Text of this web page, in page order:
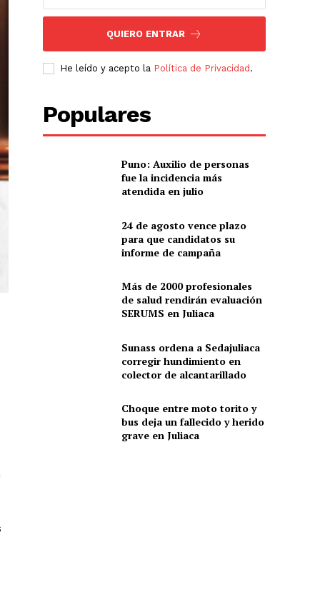
QUIERO ENTRAR
He leído y acepto la Política de Privacidad .
Populares
Puno: Auxilio de personas
fue la incidencia más
atendida en julio
24 de agosto vence plazo
para que candidatos su
informe de campaña
Más de 2000 profesionales
de salud rendirán evaluación
SERUMS en Juliaca
Sunass ordena a Sedajuliaca
corregir hundimiento en
colector de alcantarillado
Choque entre moto torito y
bus deja un fallecido y herido
grave en Juliaca